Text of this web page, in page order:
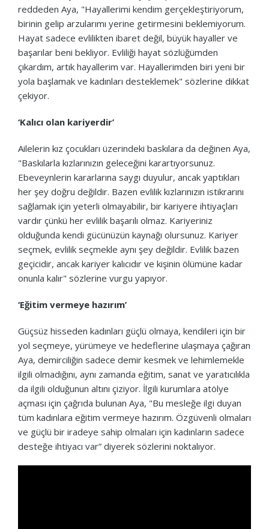
reddeden Aya, "Hayallerimi kendim gerçekleştiriyorum,
birinin gelip arzularımı yerine getirmesini beklemiyorum.
Hayat sadece evlilikten ibaret değil, büyük hayaller ve
başarılar beni bekliyor. Evliliği hayat sözlüğümden
çıkardım, artık hayallerim var. Hayallerimden biri yeni bir
yola başlamak ve kadınları desteklemek" sözlerine dikkat
çekiyor.
‘Kalıcı olan kariyerdir’
Ailelerin kız çocukları üzerindeki baskılara da değinen Aya,
"Baskılarla kızlarınızın geleceğini karartıyorsunuz.
Ebeveynlerin kararlarına saygı duyulur, ancak yaptıkları
her şey doğru değildir. Bazen evlilik kızlarınızın istikrarını
sağlamak için yeterli olmayabilir, bir kariyere ihtiyaçları
vardır çünkü her evlilik başarılı olmaz. Kariyeriniz
olduğunda kendi gücünüzün kaynağı olursunuz. Kariyer
seçmek, evlilik seçmekle aynı şey değildir. Evlilik bazen
geçicidir, ancak kariyer kalıcıdır ve kişinin ölümüne kadar
onunla kalır" sözlerine vurgu yapıyor.
‘Eğitim vermeye hazırım’
Güçsüz hisseden kadınları güçlü olmaya, kendileri için bir
yol seçmeye, yürümeye ve hedeflerine ulaşmaya çağıran
Aya, demirciliğin sadece demir kesmek ve lehimlemekle
ilgili olmadığını, aynı zamanda eğitim, sanat ve yaratıcılıkla
da ilgili olduğunun altını çiziyor. İlgili kurumlara atölye
açması için çağrıda bulunan Aya, "Bu mesleğe ilgi duyan
tüm kadınlara eğitim vermeye hazırım. Özgüvenli olmaları
ve güçlü bir iradeye sahip olmaları için kadınların sadece
desteğe ihtiyacı var” diyerek sözlerini noktalıyor.